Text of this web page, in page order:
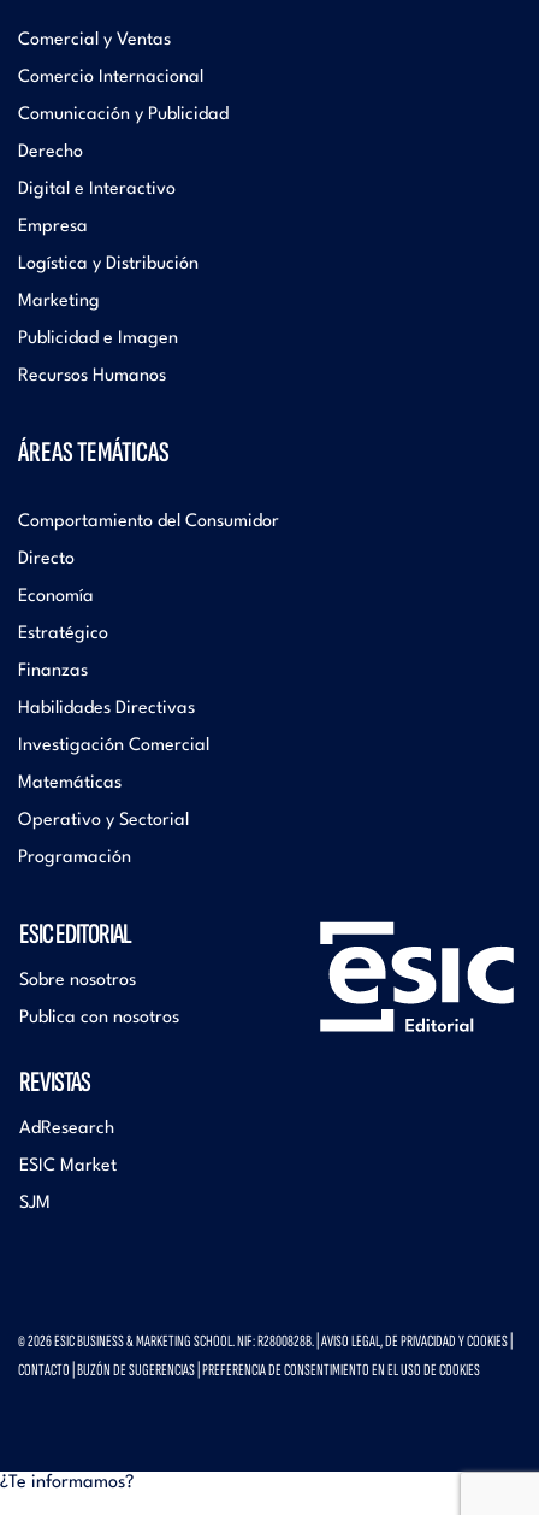
Comercial y Ventas
Comercio Internacional
Comunicación y Publicidad
Derecho
Digital e Interactivo
Empresa
Logística y Distribución
Marketing
Publicidad e Imagen
Recursos Humanos
ÁREAS TEMÁTICAS
Comportamiento del Consumidor
Directo
Economía
Estratégico
Finanzas
Habilidades Directivas
Investigación Comercial
Matemáticas
Operativo y Sectorial
Programación
ESIC EDITORIAL
Sobre nosotros
Publica con nosotros
REVISTAS
AdResearch
ESIC Market
SJM
© 2026 ESIC BUSINESS & MARKETING SCHOOL. NIF: R2800828B. | AVISO LEGAL, DE PRIVACIDAD Y COOKIES
CONTACTO BUZÓN DE SUGERENCIAS PREFERENCIA DE CONSENTIMIENTO EN EL USO DE COOKIES
¿Te informamos?